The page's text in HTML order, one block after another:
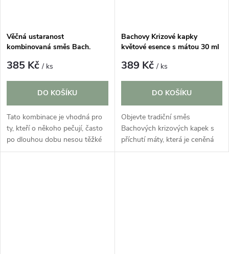
Věčná ustaranost
kombinovaná směs Bach.
385 Kč/ ks
DO KOŠÍKU
Tato kombinace je vhodná pro
ty, kteří o někoho pečují, často
po dlouhou dobu nesou těžké
břemeno fyzické a psychické
Bachovy Krizové kapky
květové esence s mátou 30 ml
389 Kč/ ks
DO KOŠÍKU
Objevte tradiční směs
Bachových krizových kapek s
příchutí máty, která je ceněná
pro svou jemnost a přírodní